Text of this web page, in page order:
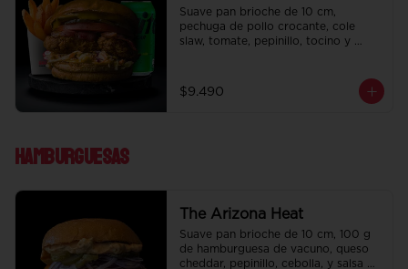
Suave pan brioche de 10 cm,
pechuga de pollo crocante, cole
slaw, tomate, pepinillo, tocino y
de la casa de regalo a elección y una
bebida de 350 cc a elección.
$9.490
Hamburguesas
The Arizona Heat
Suave pan brioche de 10 cm, 100 g
de hamburguesa de vacuno, queso
cheddar, pepinillo, cebolla, y salsa de